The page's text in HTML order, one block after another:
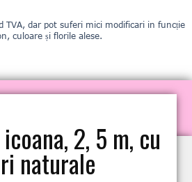
TVA, dar pot suferi mici modificari in funcție
culoare și florile alese.
2, 5 m, cu
naturale